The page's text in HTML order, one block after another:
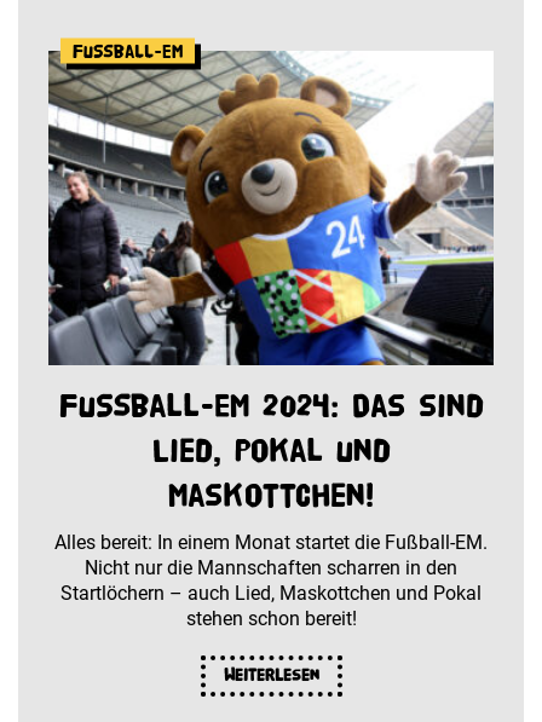
Fußball-EM
Fußball-EM 2024: Das sind
Lied, Pokal und
Maskottchen!
Alles bereit: In einem Monat startet die Fußball-EM.
Nicht nur die Mannschaften scharren in den
Startlöchern – auch Lied, Maskottchen und Pokal
stehen schon bereit!
Weiterlesen